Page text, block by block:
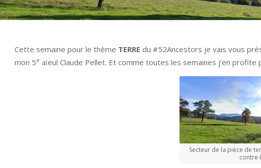
Cette semaine pour le thème TERRE du #52Ancestors je vais vous
mon 5e aïeul Claude Pellet. Et comme toutes les semaines j’en
Secteur de la pièce de